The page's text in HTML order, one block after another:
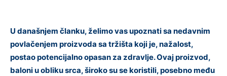
U današnjem članku, želimo vas upoznati sa nedavnim
povlačenjem proizvoda sa tržišta koji je, nažalost,
postao potencijalno opasan za zdravlje. Ovaj proizvod,
baloni u obliku srca, široko su se koristili, posebno među